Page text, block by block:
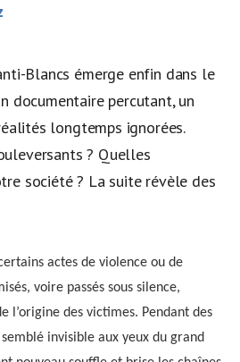
Blancs émerge enfin dans le
documentaire percutant, un
longtemps ignorées.
? Quelles
société ? La suite révèle des
actes de violence ou de
voire passés sous silence,
l’origine des victimes. Pendant des
invisible aux yeux du grand